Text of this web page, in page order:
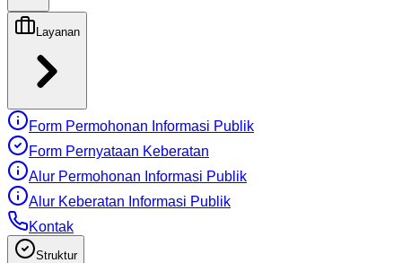
Layanan
Form Permohonan Informasi Publik
Form Pernyataan Keberatan
Alur Permohonan Informasi Publik
Alur Keberatan Informasi Publik
Kontak
Struktur